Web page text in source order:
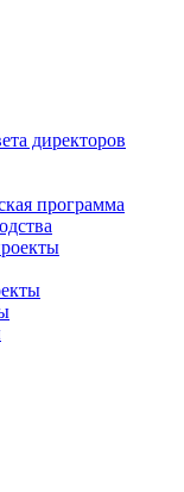
директоров
программа